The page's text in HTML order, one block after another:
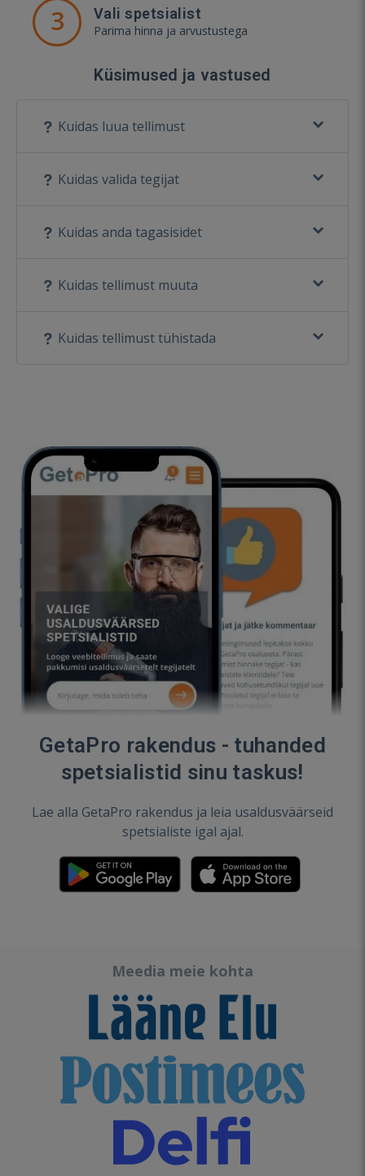
3 Vali spetsialist
Parima hinna ja arvustustega
Küsimused ja vastused
Kuidas luua tellimust
Kuidas valida tegijat
Kuidas anda tagasisidet
Kuidas tellimust muuta
Kuidas tellimust tühistada
GetaPro rakendus - tuhanded
spetsialistid sinu taskus!
Lae alla GetaPro rakendus ja leia usaldusväärseid
spetsialiste igal ajal.
Meedia meie kohta